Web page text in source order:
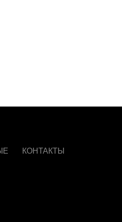
КОНТАКТЫ